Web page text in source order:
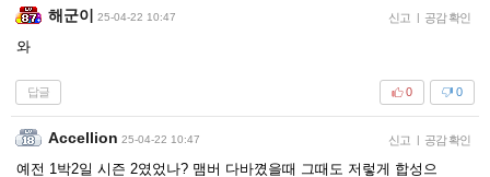
해군이 25-04-22 10:47 신고 | 공감 확인
와
답글 0
0
Accellion 25-04-22 10:47 신고 | 공감 확인
예전 1박2일 시즌 2였었나? 맴버 다바꼈을때 그때도 저렇게 합성으